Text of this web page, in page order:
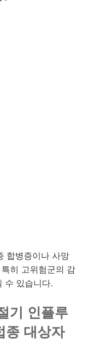
합병증이나 사망
히 고위험군의 감
수 있습니다.
기 인플루
종 대상자